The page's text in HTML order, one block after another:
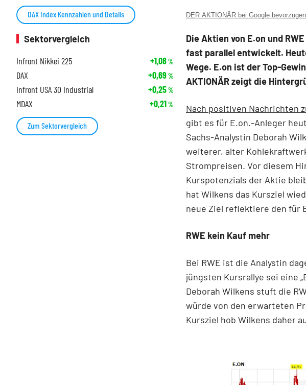
DER AKTIONÄR bei Google bevorzugen
Die Aktien von E.on und
fast parallel entwickelt.
Wege. E.on ist der Top-
AKTIONÄR zeigt die
Nach positiven Nachrichten
gibt es für E.on.-Anleger
Sachs-Analystin Deborah
weiterer, alter
Strompreisen. Vor diesem
Kurspotenzials der Aktie
hat Wilkens das Kursziel
neue Ziel reflektiere den für
RWE kein Kauf mehr
Bei RWE ist die Analystin
jüngsten Kursrallye sei eine
Deborah Wilkens stuft die
würde von den erwarteten
Kursziel hob Wilkens daher
DAX Index Kennzahlen und Details
Sektorvergleich
Infront Nikkei 225
+1,08%
DAX +0,69%
Infront USA 30 Industrial +0,25%
MDAX +0,21%
Zum Sektorvergleich